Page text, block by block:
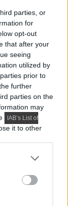
parties, or
for
opt-out
that after your
seeing
utilized by
prior to
further
parties on the
may
IAB’s List of
it to other
more Google
may click to
tags to
below Google